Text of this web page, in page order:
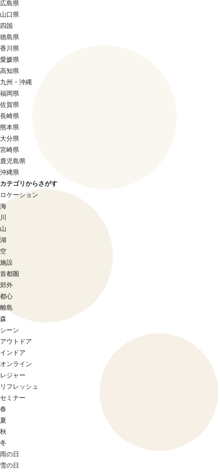
広島県
山口県
四国
徳島県
香川県
愛媛県
高知県
九州・沖縄
福岡県
佐賀県
長崎県
熊本県
大分県
宮崎県
鹿児島県
沖縄県
カテゴリからさがす
ロケーション
海
川
山
湖
空
施設
首都圏
郊外
都心
離島
森
シーン
アウトドア
インドア
オンライン
レジャー
リフレッシュ
セミナー
春
夏
秋
冬
雨の日
雪の日